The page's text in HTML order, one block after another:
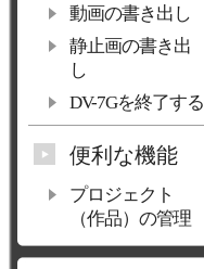
動画の書き出し
静止画の書き出
し
DV-7Gを終了する
便利な機能
プロジェクト
（作品）の管理